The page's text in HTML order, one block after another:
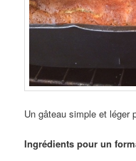
Un gâteau simple et léger
Ingrédients pour un